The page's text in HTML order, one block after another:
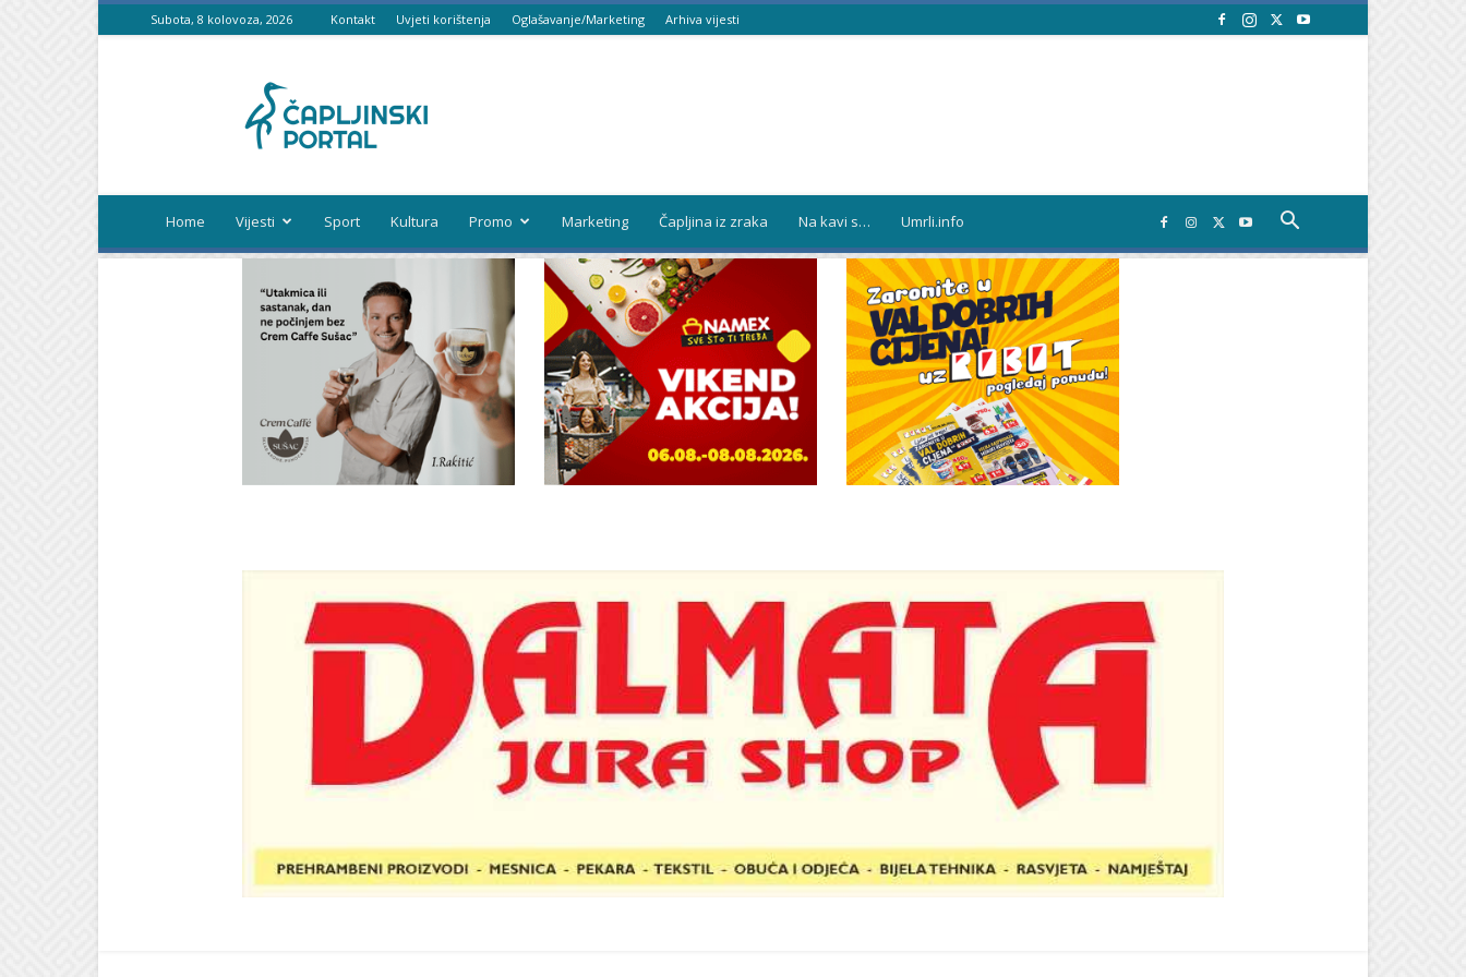
Subota, 8 kolovoza, 2026 Kontakt Uvjeti korištenja Oglašavanje/Marketing Arhiva vijesti
portal
Home Vijesti Sport Kultura Promo Marketing Čapljina iz zraka Na kavi s… Umrli.info